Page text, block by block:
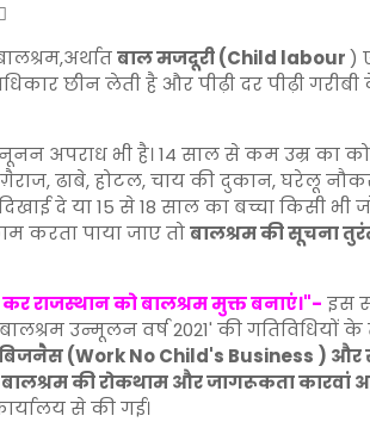
बाल मजदूरी (Child labour)
छीन लेती है और पीढ़ी दर पीढ़ी
अपराध भी है। 14 साल से कम उम्र का
ढाबे, होटल, चाय की दुकान, घरेलू
दे या 15 से 18 साल का बच्चा किसी भी
करता पाया जाए तोबालश्रम की सूचना
राजस्थान को बालश्रम मुक्त बनाएं।"- इस
बालश्रम उन्मूलन वर्ष 2021' की गतिविधियों
बिजनैस (Work No Child's Business ) और
बालश्रम की रोकथाम और जागरूकता कारवां
से की गई।